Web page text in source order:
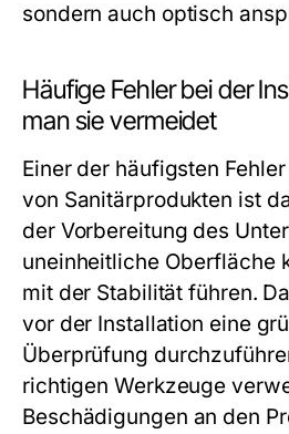
sondern auch optisch
Häufige Fehler bei der
man sie vermeidet
Einer der häufigsten
von Sanitärprodukten ist
der Vorbereitung des
uneinheitliche Oberfläche
mit der Stabilität führen.
vor der Installation eine
Überprüfung
richtigen Werkzeuge
Beschädigungen an den